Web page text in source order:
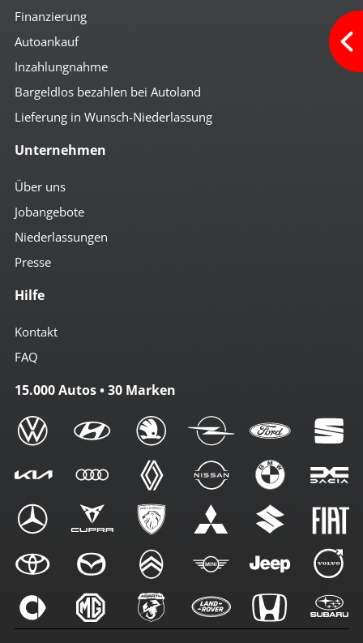
Finanzierung
Autoankauf
Inzahlungnahme
Bargeldlos bezahlen bei Autoland
Lieferung in Wunsch-Niederlassung
Unternehmen
Über uns
Jobangebote
Niederlassungen
Presse
Hilfe
Kontakt
FAQ
15.000 Autos • 30 Marken